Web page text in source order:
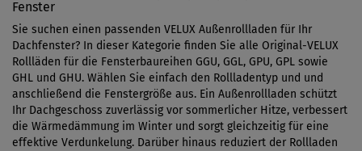
Fenster
Sie suchen einen passenden VELUX Außenrollladen für Ihr
Dachfenster? In dieser Kategorie finden Sie alle Original-VELUX
Rollläden für die Fensterbaureihen GGU, GGL, GPU, GPL sowie
GHL und GHU. Wählen Sie einfach den Rollladentyp und und
anschließend die Fenstergröße aus. Ein Außenrollladen schützt
Ihr Dachgeschoss zuverlässig vor sommerlicher Hitze, verbessert
die Wärmedämmung im Winter und sorgt gleichzeitig für eine
effektive Verdunkelung. Darüber hinaus reduziert der Rollladen